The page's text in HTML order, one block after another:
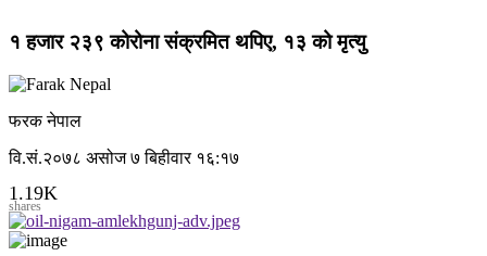
१ हजार २३९ कोरोना संक्रमित थपिए, १३ को मृत्यु
फरक नेपाल
वि.सं.२०७८ असोज ७ बिहीवार १६:१७
1.19K
shares